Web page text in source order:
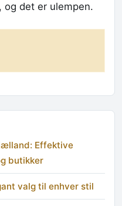
og det er ulempen.
Effektive
butikker
valg til enhver stil